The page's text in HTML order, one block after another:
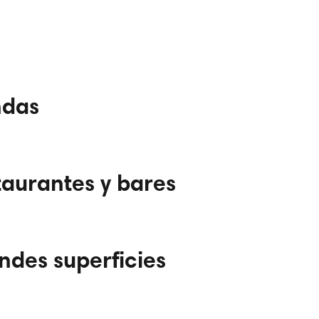
y bares
superficies